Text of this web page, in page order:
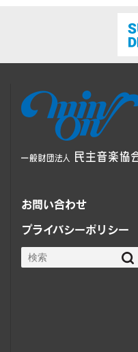
お問い合わせ
プライバシーポリシー